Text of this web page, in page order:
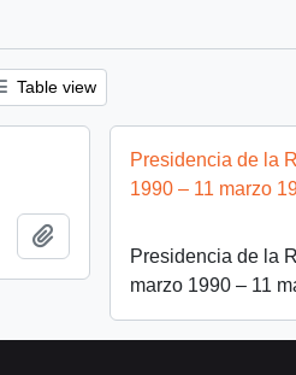
Table view
Presidencia de la
1990 – 11 marzo
Presidencia de la
marzo 1990 – 11